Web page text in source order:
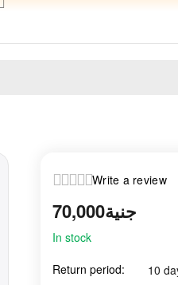
Write a review
جنية70,000
In stock
Return period:
10